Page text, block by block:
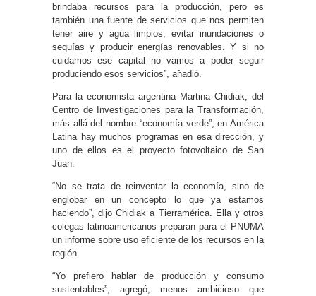
brindaba recursos para la producción, pero es
también una fuente de servicios que nos permiten
tener aire y agua limpios, evitar inundaciones o
sequías y producir energías renovables. Y si no
cuidamos ese capital no vamos a poder seguir
produciendo esos servicios”, añadió.
Para la economista argentina Martina Chidiak, del
Centro de Investigaciones para la Transformación,
más allá del nombre “economía verde”, en América
Latina hay muchos programas en esa dirección, y
uno de ellos es el proyecto fotovoltaico de San
Juan.
“No se trata de reinventar la economía, sino de
englobar en un concepto lo que ya estamos
haciendo”, dijo Chidiak a Tierramérica. Ella y otros
colegas latinoamericanos preparan para el PNUMA
un informe sobre uso eficiente de los recursos en la
región.
“Yo prefiero hablar de producción y consumo
sustentables”, agregó, menos ambicioso que